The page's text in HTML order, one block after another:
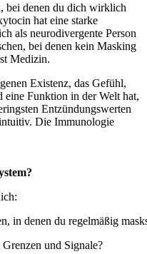
bei denen du dich wirklich
hat eine starke
als neurodivergente Person
bei denen kein Masking
Medizin.
Existenz, das Gefühl,
eine Funktion in der Welt hat,
Entzündungswerten
Die Immunologie
in denen du regelmäßig
und Signale?